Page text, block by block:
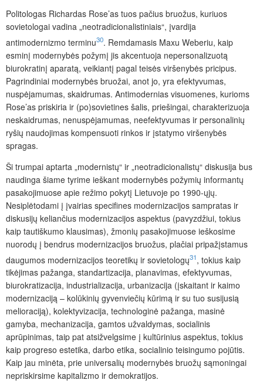
Politologas Richardas Rose’as tuos pačius bruožus, kuriuos
sovietologai vadina „neotradicionalistiniais“, įvardija
antimodernizmo terminu30. Remdamasis Maxu Weberiu, kaip
esminį modernybės požymį jis akcentuoja nepersonalizuotą
biurokratinį aparatą, veikiantį pagal teisės viršenybės pricipus.
Pagrindiniai modernybės bruožai, anot jo, yra efektyvumas,
nuspėjamumas, skaidrumas. Antimodernias visuomenes, kurioms
Rose’as priskiria ir (po)sovietines šalis, priešingai, charakterizuoja
neskaidrumas, nenuspėjamumas, neefektyvumas ir personalinių
ryšių naudojimas kompensuoti rinkos ir įstatymo viršenybės
spragas.
Ši trumpai aptarta „modernistų“ ir „neotradicionalistų“ diskusija bus
naudinga šiame tyrime ieškant modernybės požymių informantų
pasakojimuose apie režimo pokytį Lietuvoje po 1990-ųjų.
Nesiplėtodami į įvairias specifines modernizacijos sampratas ir
diskusijų keliančius modernizacijos aspektus (pavyzdžiui, tokius
kaip tautiškumo klausimas), žmonių pasakojimuose ieškosime
nuorodų į bend­rus modernizacijos bruožus, plačiai pripažįstamus
daugumos modernizacijos teoretikų ir sovietologų31, tokius kaip
tikėjimas pažanga, standartizacija, planavimas, efektyvumas,
biurokratizacija, industria­lizacija, urbanizacija (įskaitant ir kaimo
modernizaciją – kolūkinių gyvenviečių kūrimą ir su tuo susijusią
melioraciją), kolektyvizacija, technologinė pažanga, masinė
gamyba, mechanizacija, gamtos užvaldymas, socialinis
aprūpinimas, taip pat atsižvelgsime į kultūrinius aspektus, tokius
kaip progreso estetika, darbo etika, socialinio teisingumo pojūtis.
Kaip jau minėta, prie universalių modernybės bruožų sąmoningai
nepriskirsime kapitalizmo ir demokratijos.